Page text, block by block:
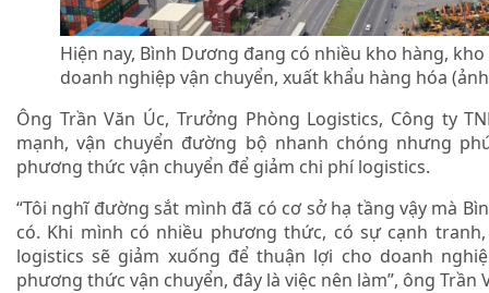
Hiện nay, Bình Dương đang có nhiều kho hàng,
doanh nghiệp vận chuyển, xuất khẩu hàng hóa
Ông Trần Văn Úc, Trưởng Phòng Logistics, Công ty
mạnh, vận chuyển đường bộ nhanh chóng nhưng
phương thức vận chuyển để giảm chi phí logistics.
“Tôi nghĩ đường sắt mình đã có cơ sở hạ tầng vậy mà
có. Khi mình có nhiều phương thức, có sự cạnh
logistics sẽ giảm xuống để thuận lợi cho doanh
phương thức vận chuyển, đây là việc nên làm”, ông Trần